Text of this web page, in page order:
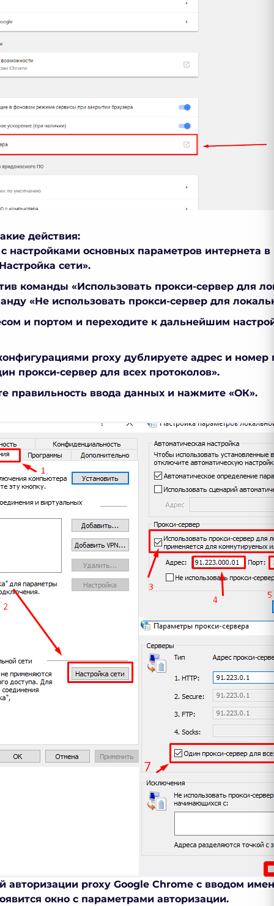
действия:
настройками основных параметров интернета
сети».
команды «Использовать прокси-сервер для
«Не использовать прокси-сервер для
и портом и переходите к дальнейшим
proxy дублируете адрес и номер
прокси-сервер для всех протоколов».
правильность ввода данных и нажмите «ОК».
авторизации proxy Google Chrome с вводом
окно с параметрами авторизации.